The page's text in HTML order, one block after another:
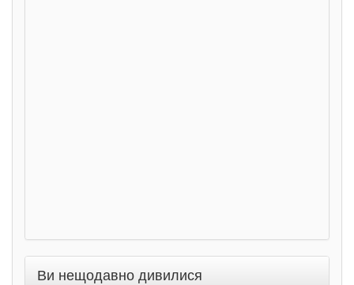
Ви нещодавно дивилися